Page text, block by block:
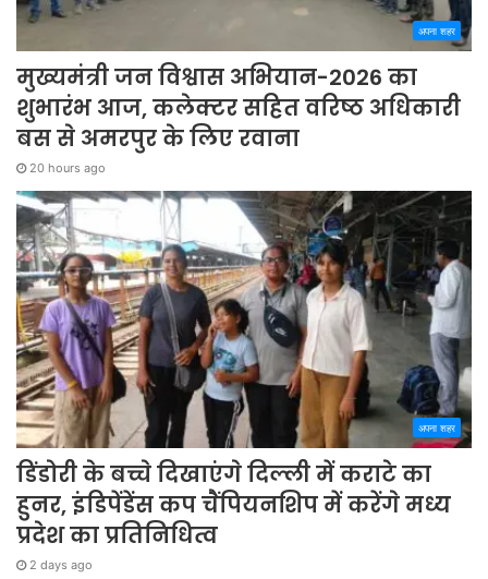
अपना शहर
मुख्यमंत्री जन विश्वास अभियान-2026 का
शुभारंभ आज, कलेक्टर सहित वरिष्ठ अधिकारी
बस से अमरपुर के लिए रवाना
20 hours ago
अपना शहर
डिंडोरी के बच्चे दिखाएंगे दिल्ली में कराटे का
हुनर, इंडिपेंडेंस कप चैंपियनशिप में करेंगे मध्य
प्रदेश का प्रतिनिधित्व
2 days ago